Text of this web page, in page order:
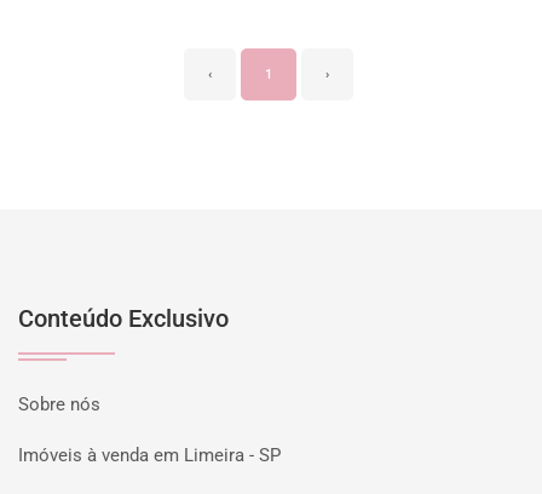
‹ 1 ›
Conteúdo Exclusivo
Sobre nós
Imóveis à venda em Limeira - SP